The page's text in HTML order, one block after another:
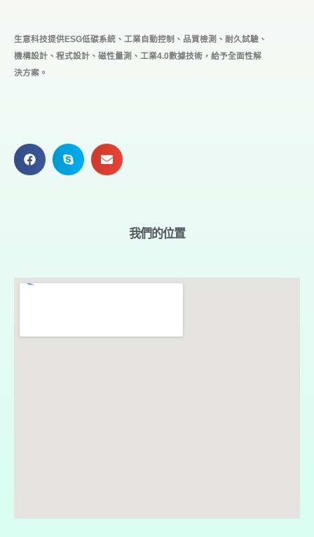
生意科技提供ESG低碳系統、工業自動控制、品質檢測、耐久試驗、
機構設計、程式設計、磁性量測、工業4.0數據技術，給予全面性解
決方案。
我們的位置